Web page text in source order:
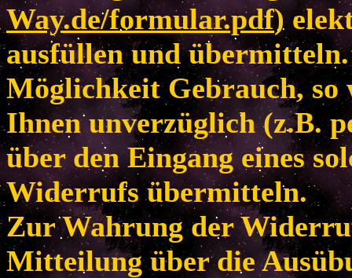
Way.de/formular.pdf)
ausfüllen und
Möglichkeit Gebrauch, so
Ihnen unverzüglich (z.B.
über den Eingang eines
Widerrufs übermitteln.
Zur Wahrung der
Mitteilung über die